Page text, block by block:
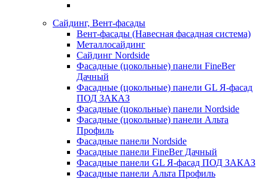
Сайдинг, Вент-фасады
Вент-фасады (Навесная фасадная система)
Металлосайдинг
Сайдинг Nordside
Фасадные (цокольные) панели FineBer
Дачный
Фасадные (цокольные) панели GL Я-фасад
ПОД ЗАКАЗ
Фасадные (цокольные) панели Nordside
Фасадные (цокольные) панели Альта
Профиль
Фасадные панели Nordside
Фасадные панели FineBer Дачный
Фасадные панели GL Я-фасад ПОД ЗАКАЗ
Фасадные панели Альта Профиль